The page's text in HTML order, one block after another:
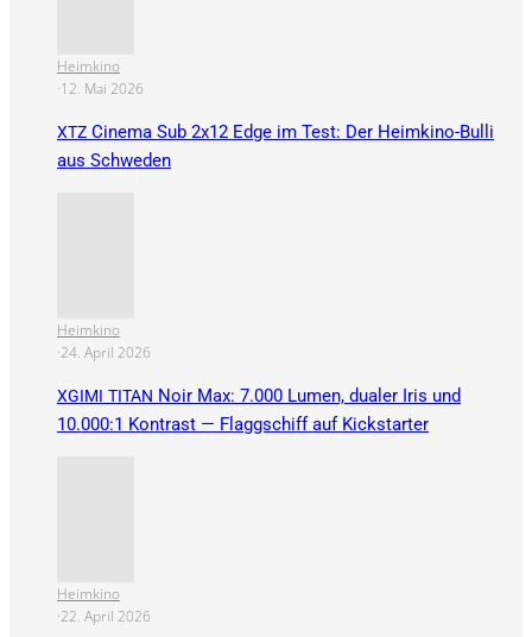
Heimkino
·12. Mai 2026
XTZ Cinema Sub 2x12 Edge im Test: Der Heimkino-Bulli
aus Schweden
Heimkino
·24. April 2026
XGIMI TITAN Noir Max: 7.000 Lumen, dualer Iris und
10.000:1 Kontrast — Flaggschiff auf Kickstarter
Heimkino
·22. April 2026